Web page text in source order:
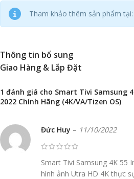
Tham khảo thêm sản phẩm tại:
Thông tin bổ sung
Giao Hàng & Lắp Đặt
1 đánh giá cho Smart Tivi Samsung
2022 Chính Hãng (4K/VA/Tizen OS)
Đức Huy – 11/10/2022
Smart Tivi Samsung 4K 55
hình ảnh Utra HD 4K thực